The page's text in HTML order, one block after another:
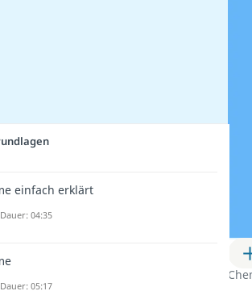
einfach erklärt
04:35
05:17